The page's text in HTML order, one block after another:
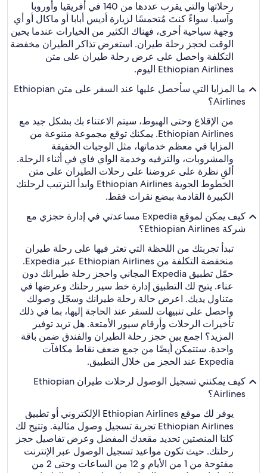
رحلاتها والتي يقرب عددها من 140 في أفريقيا وأوروبا
وآسيا. سواءً كنتَ مُتحمسًا لزيارة أديس أبابا أو ماكال أو أي
وجهة سياحية أخرى، فهناك الكثير من الخيارات عندما يحين
الوقت لحجز رحلة طيران. استعرض تذاكر الطيران مخفضة
التكلفة واحصل على عرض رحلة طيران على متن
Ethiopian Airlines اليوم.
ما المزايا التي سأحصل عليها عند السفر على متن Ethiopian
Airlines؟
من الإقلاع وحتى الهبوط، سيتم الاعتناء بك بشكل جيد مع
Ethiopian Airlines. يمكنك توقع مجموعة متنوعة من
المزايا في معظم خدماتها، مثل الوجبات الخفيفة
والمشروبات، والترفيه وخدمة الواي فاي في أثناء الرحلة.
ألقِ نظرة على عروضنا على رحلات الطيران على متن
الخطوط الجوية Ethiopian Airlines وابدأ الترتيب لرحلتك
الكبيرة القادمة ببضع نقرات فقط.
كيف يمكن لموقع Expedia مساعدتي في إدارة حجزي مع
شركة Ethiopian Airlines؟
تبدأ تجربتك من اللحظة التي تعثر فيها على رحلة طيران
منخفضة التكلفة من Ethiopian Airlines عبر Expedia.
حمّل تطبيق Expedia المجاني واحجز رحلة طيرانك دون
عناء. يتيح لك التطبيق إدارة خط سير رحلتك وعرضها في
متناول يديك. اعرض حالة رحلة طيرانك وسجّل وصولك
واحصل على تنبيهات للسفر عند الحاجة إليها، بما في ذلك
تأخيرات الرحلات وأرقام سيور الأمتعة. هل تريد توفير
المزيد؟ اجمع بين حجز رحلة الطيران والفندق ضمن باقة
واحدة. ستتمكن أيضًا من جمع ضعف نقاط مكافآت
Expedia عند الحجز من خلال التطبيق.
كيف يمكنني تسجيل الوصول لرحلات طيران Ethiopian
Airlines؟
يوفر لك موقع Ethiopian Airlines الإلكتروني أو تطبيق
Ethiopian Airlines تجربة تسجيل وصول مثالية. وتتيح لك
كلتا المنصتين تحديد مقعدك المفضل وعرض تفاصيل حجز
رحلتك. حيث تكون مواعيد تسجيل الوصول عبر الإنترنت
مفتوحة من 1 من الأيام و 12 من الساعات وحتى 2 من